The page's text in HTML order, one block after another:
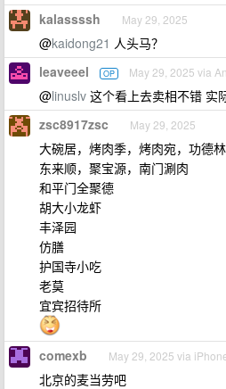
kalassssh May 29, 2025
@kaidong21 人头马？
leaveeel OP May 29, 2025 via
@linuslv 这个看上去卖相不错 实
zsc8917zsc May 29, 2025
大碗居，烤肉季，烤肉宛，功德
东来顺，聚宝源，南门涮肉
和平门全聚德
胡大小龙虾
丰泽园
仿膳
护国寺小吃
老莫
宜宾招待所
comexb May 29, 2025 via
北京的麦当劳吧